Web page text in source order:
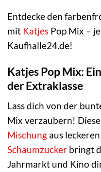
Entdecke den
mit Katjes Pop Mix –
Kaufhalle24.de!
Katjes Pop Mix:
der Extraklasse
Lass dich von der
Mix verzaubern!
Mischung aus
Schaumzucker bringt
Jahrmarkt und Kino